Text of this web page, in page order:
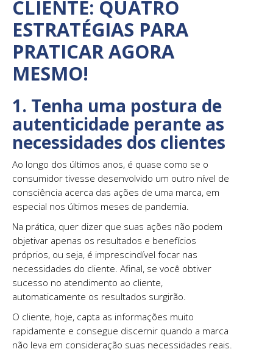
CLIENTE: QUATRO
ESTRATÉGIAS PARA
PRATICAR AGORA
MESMO!
1. Tenha uma postura de
autenticidade perante as
necessidades dos clientes
Ao longo dos últimos anos, é quase como se o
consumidor tivesse desenvolvido um outro nível de
consciência acerca das ações de uma marca, em
especial nos últimos meses de pandemia.
Na prática, quer dizer que suas ações não podem
objetivar apenas os resultados e benefícios
próprios, ou seja, é imprescindível focar nas
necessidades do cliente. Afinal, se você obtiver
sucesso no atendimento ao cliente,
automaticamente os resultados surgirão.
O cliente, hoje, capta as informações muito
rapidamente e consegue discernir quando a marca
não leva em consideração suas necessidades reais.